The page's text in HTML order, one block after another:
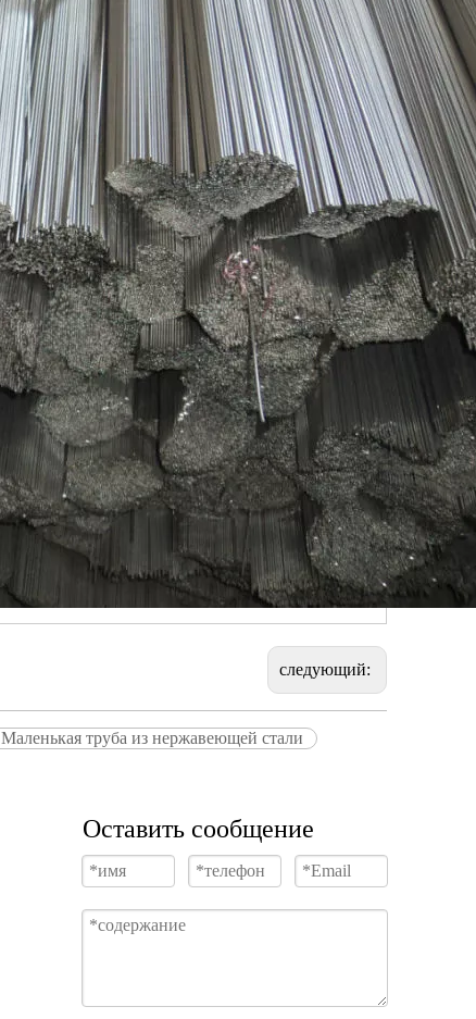
следующий:
Маленькая труба из нержавеющей стали
Оставить сообщение